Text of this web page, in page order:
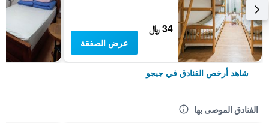
34 ﷼
عرض الصفقة
شاهد أرخص الفنادق في جيجو
الفنادق الموصى بها